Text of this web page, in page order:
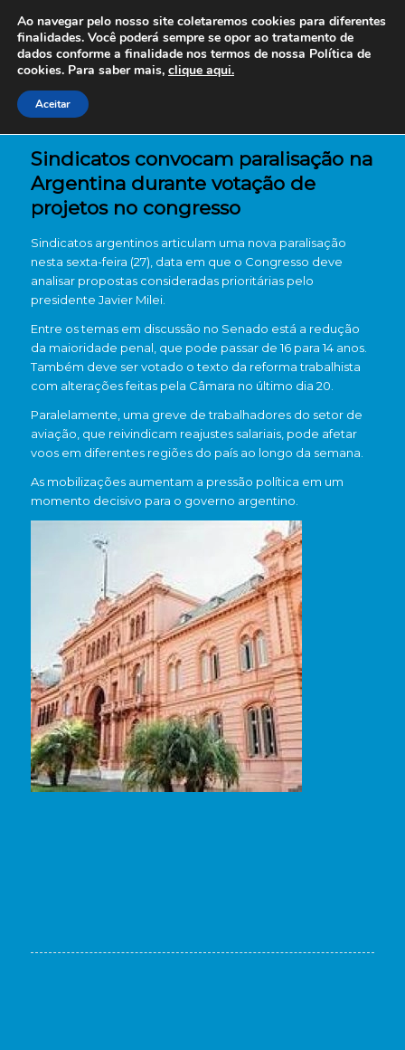
Sindicatos convocam paralisação na
Argentina durante votação de
projetos no congresso
Sindicatos argentinos articulam uma nova paralisação
nesta sexta-feira (27), data em que o Congresso deve
analisar propostas consideradas prioritárias pelo
presidente Javier Milei.
Entre os temas em discussão no Senado está a redução
da maioridade penal, que pode passar de 16 para 14 anos.
Também deve ser votado o texto da reforma trabalhista
com alterações feitas pela Câmara no último dia 20.
Paralelamente, uma greve de trabalhadores do setor de
aviação, que reivindicam reajustes salariais, pode afetar
voos em diferentes regiões do país ao longo da semana.
As mobilizações aumentam a pressão política em um
momento decisivo para o governo argentino.
Ao navegar pelo nosso site coletaremos cookies para diferentes
finalidades. Você poderá sempre se opor ao tratamento de
dados conforme a finalidade nos termos de nossa Política de
cookies. Para saber mais, clique aqui.
Aceitar